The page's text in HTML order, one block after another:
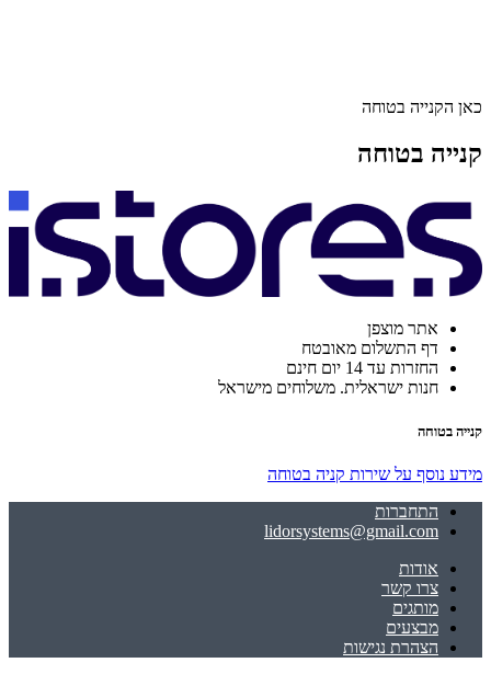
כאן הקנייה בטוחה
קנייה בטוחה
אתר מוצפן
דף התשלום מאובטח
החזרות עד 14 יום חינם
חנות ישראלית. משלוחים מישראל
קנייה בטוחה
מידע נוסף על שירות קניה בטוחה
התחברות
lidorsystems@gmail.com
אודות
צרו קשר
מותגים
מבצעים
הצהרת נגישות